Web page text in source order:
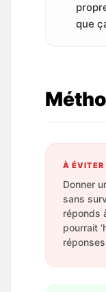
que
À ÉVITER
Donner
sans
réponds
pourrait